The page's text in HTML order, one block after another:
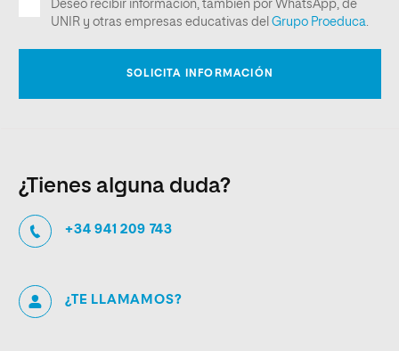
¿Tienes alguna duda?
+34 941 209 743
¿TE LLAMAMOS?